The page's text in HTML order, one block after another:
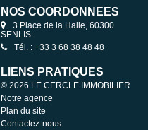
NOS COORDONNÉES
3 Place de la Halle, 60300
SENLIS
Tél. : +33 3 68 38 48 48
LIENS PRATIQUES
© 2026 LE CERCLE IMMOBILIER
Notre agence
Plan du site
Contactez-nous